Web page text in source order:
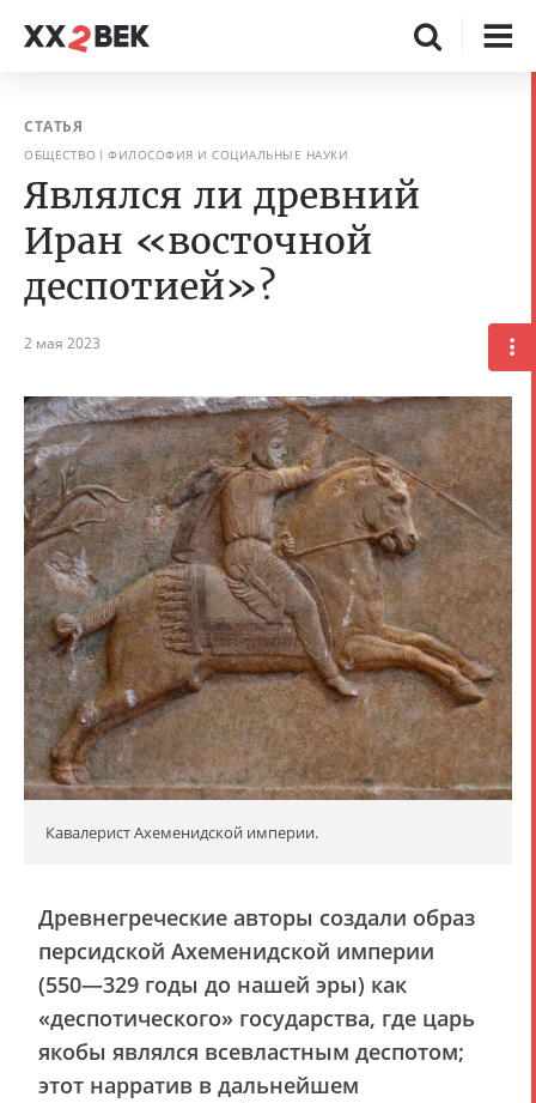
СТАТЬЯ
ОБЩЕСТВО ФИЛОСОФИЯ И СОЦИАЛЬНЫЕ НАУКИ
Являлся ли древний
Иран «восточной
деспотией»?
2 мая 2023
Кавалерист Ахеменидской империи.
Древнегреческие авторы создали образ
персидской Ахеменидской империи
(550―329 годы до нашей эры) как
«деспотического» государства, где царь
якобы являлся всевластным деспотом;
этот нарратив в дальнейшем